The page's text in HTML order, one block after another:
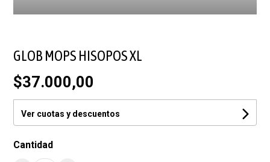
GLOB MOPS HISOPOS XL
$37.000,00
Ver cuotas y descuentos
Cantidad